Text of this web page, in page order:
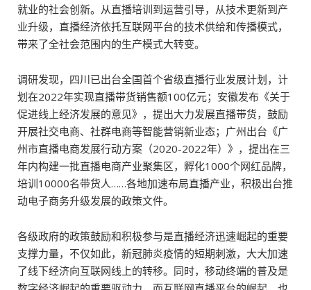
就业的社会创新。从直播培训到运营引导，从技术更新到产
业升级，直播经济依托互联网平台的技术供给和传播模式，
带来了全社会范围内的生产模式大转变。
调研发现，四川已出台全国首个省级直播行业发展计划，计
划在2022年实现直播带货销售额100亿元；安徽发布《关于
促进线上经济发展的意见》，提出大力发展直播带货，鼓励
开展社交电商、社群电商等智能营销新业态；广州出台《广
州市直播电商发展行动方案（2020-2022年）》，提出在三
年内构建一批直播电商产业聚集区，孵化1000个网红品牌，
培训10000名带货人……各地加速布局直播产业，积极出台推
动电子商务升级发展的政策文件。
各级政府的政策鼓励和积极参与是直播经济迅速崛起的重要
支撑力量，不仅如此，新冠肺炎疫情的短期刺激，大大加速
了线下经济向互联网线上的转移。同时，移动终端的普及是